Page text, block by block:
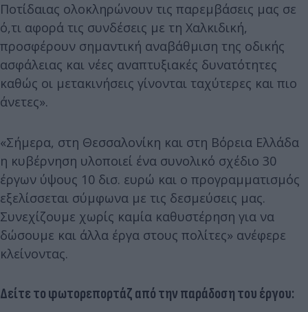
Ποτίδαιας ολοκληρώνουν τις παρεμβάσεις μας σε
ό,τι αφορά τις συνδέσεις με τη Χαλκιδική,
προσφέρουν σημαντική αναβάθμιση της οδικής
ασφάλειας και νέες αναπτυξιακές δυνατότητες
καθώς οι μετακινήσεις γίνονται ταχύτερες και πιο
άνετες».
«Σήμερα, στη Θεσσαλονίκη και στη Βόρεια Ελλάδα
η κυβέρνηση υλοποιεί ένα συνολικό σχέδιο 30
έργων ύψους 10 δισ. ευρώ και ο προγραμματισμός
εξελίσσεται σύμφωνα με τις δεσμεύσεις μας.
Συνεχίζουμε χωρίς καμία καθυστέρηση για να
δώσουμε και άλλα έργα στους πολίτες» ανέφερε
κλείνοντας.
Δείτε το φωτορεπορτάζ από την παράδοση του έργου: